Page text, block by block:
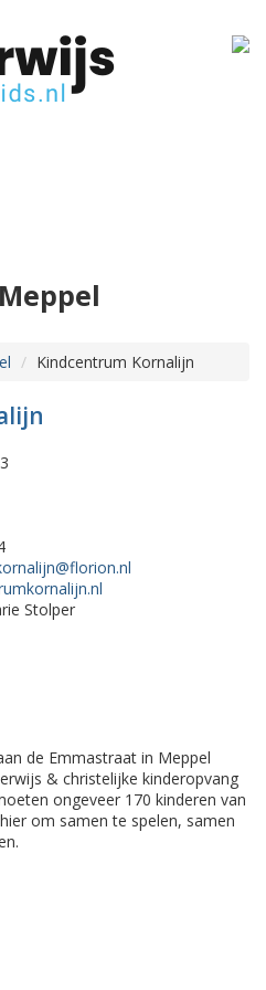
Kindcentrum Kornalijn
Stolper
de Emmastraat in Meppel
& christelijke kinderopvang
ongeveer 170 kinderen van
om samen te spelen, samen